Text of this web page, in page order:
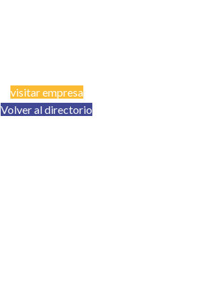
visitar empresa
Volver al directorio